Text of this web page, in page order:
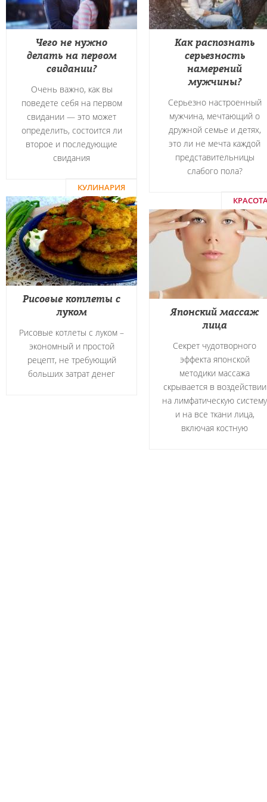
Чего не нужно
делать на первом
свидании?
Очень важно, как вы
поведете себя на первом
свидании — это может
определить, состоится ли
второе и последующие
свидания
Как распознать
серьезность
намерений
мужчины?
Серьезно настроенный
мужчина, мечтающий о
дружной семье и детях,
это ли не мечта каждой
представительницы
слабого пола?
КУЛИНАРИЯ
Рисовые котлеты с
луком
Рисовые котлеты с луком –
экономный и простой
рецепт, не требующий
больших затрат денег
Японский массаж
лица
Секрет чудотворного
эффекта японской
методики массажа
скрывается в воздействии
на лимфатическую систему
и на все ткани лица,
включая костную